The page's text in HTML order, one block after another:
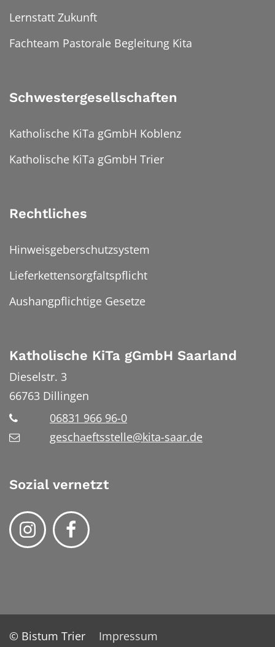
Lernstatt Zukunft
Fachteam Pastorale Begleitung Kita
Schwestergesellschaften
Katholische KiTa gGmbH Koblenz
Katholische KiTa gGmbH Trier
Rechtliches
Hinweisgeberschutzsystem
Lieferkettensorgfaltspflicht
Aushangpflichtige Gesetze
Katholische KiTa gGmbH Saarland
Dieselstr. 3
66763 Dillingen
06831 966 96-0
geschaeftsstelle@kita-saar.de
Sozial vernetzt
© Bistum Trier Impressum